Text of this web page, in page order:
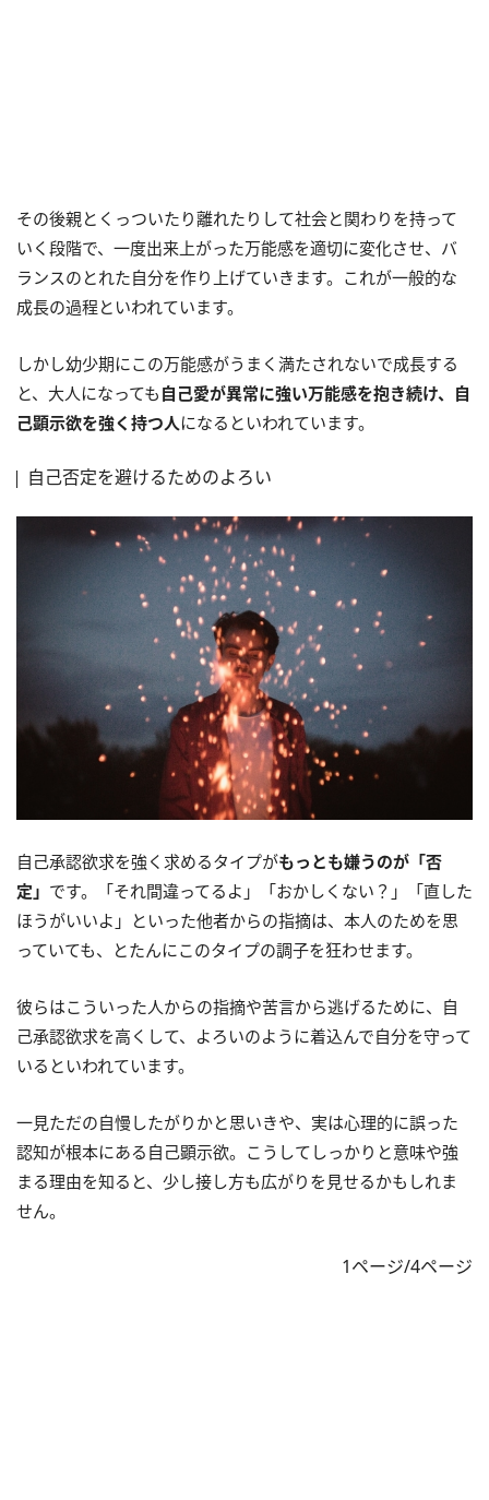
その後親とくっついたり離れたりして社会と関わりを持って
いく段階で、一度出来上がった万能感を適切に変化させ、バ
ランスのとれた自分を作り上げていきます。これが一般的な
成長の過程といわれています。
しかし幼少期にこの万能感がうまく満たされないで成長する
と、大人になっても 自己愛が異常に強い万能感を抱き続け、自
己顕示欲を強く持つ人になるといわれています。
自己否定を避けるためのよろい
自己承認欲求を強く求めるタイプがもっとも嫌うのが「否
定」 です。「それ間違ってるよ」「おかしくない？」「直した
ほうがいいよ」といった他者からの指摘は、本人のためを思
っていても、とたんにこのタイプの調子を狂わせます。
彼らはこういった人からの指摘や苦言から逃げるために、自
己承認欲求を高くして、よろいのように着込んで自分を守って
いるといわれています。
一見ただの自慢したがりかと思いきや、実は心理的に誤った
認知が根本にある自己顕示欲。こうしてしっかりと意味や強
まる理由を知ると、少し接し方も広がりを見せるかもしれま
せん。
1ページ/4ページ